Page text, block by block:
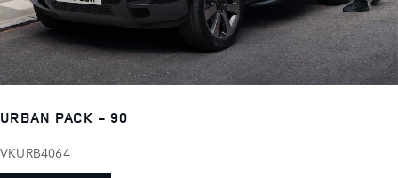
URBAN PACK - 90
VKURB4064